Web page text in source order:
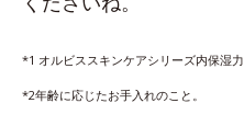
*1 オルビススキンケアシリーズ内保湿力
*2年齢に応じたお手入れのこと。